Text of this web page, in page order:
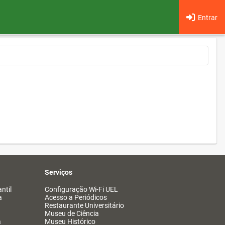
Entrar
Serviços
Configuração Wi-Fi UEL
Acesso a Periódicos
Restaurante Universitário
Museu de Ciência
Museu Histórico